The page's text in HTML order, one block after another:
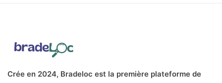
Crée en 2024, Bradeloc est la première plateforme de